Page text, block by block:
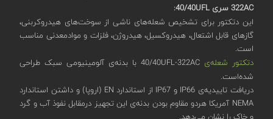
322ACسری 40/40
UFL
:
این دتکتور برای تشخیص شعله‌های ناشی از سوخت‌های هیدروکربنی،
گازهای قابل اشتعال، هیدروکسیل، هیدروژن، فلزات و موادمعدنی مناسب
است.
دتکتور شعله‌ی
40/40UFL-322AC با بدنه‌ی آلومینیومی سبک طراحی
شده‌است.
دریافت تاییدیه‌ی IP66 و IP67 از استاندارد EN (اروپا) و داشتن استاندارد
NEMA آمریکا هردو مقاوم بودن بدنه‌ی این تجهیز درمقابل نفوذ آب و گرد